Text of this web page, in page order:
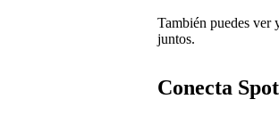
También puedes ver
juntos.
Conecta